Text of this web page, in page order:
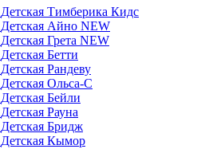
Детская Тимберика Кидс
Детская Айно NEW
Детская Грета NEW
Детская Бетти
Детская Рандеву
Детская Ольса-С
Детская Бейли
Детская Рауна
Детская Бридж
Детская Кымор